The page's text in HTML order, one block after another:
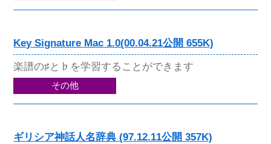
Key Signature Mac 1.0(00.04.21公開 655K)
楽譜の♯と♭を学習することができます
その他
ギリシア神話人名辞典 (97.12.11公開 357K)